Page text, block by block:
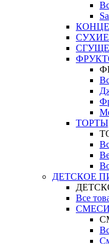
ДЕТСКОЕ
Все
СМЕСИ